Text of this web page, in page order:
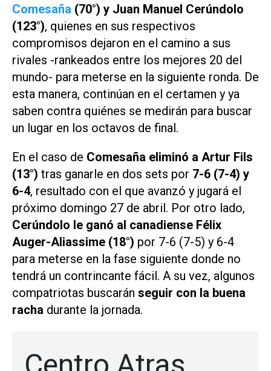
Comesaña (70°) y Juan Manuel Cerúndolo
(123°), quienes en sus respectivos
compromisos dejaron en el camino a sus
rivales -rankeados entre los mejores 20 del
mundo- para meterse en la siguiente ronda. De
esta manera, continúan en el certamen y ya
saben contra quiénes se medirán para buscar
un lugar en los octavos de final.
En el caso de Comesaña eliminó a Artur Fils
(13°) tras ganarle en dos sets por 7-6 (7-4) y
6-4, resultado con el que avanzó y jugará el
próximo domingo 27 de abril. Por otro lado,
Cerúndolo le ganó al canadiense Félix
Auger-Aliassime (18°) por 7-6 (7-5) y 6-4
para meterse en la fase siguiente donde no
tendrá un contrincante fácil. A su vez, algunos
compatriotas buscarán seguir con la buena
racha durante la jornada.